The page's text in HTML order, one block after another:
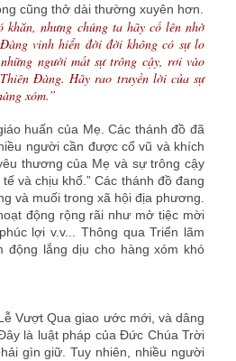
cũng thở dài thường xuyên hơn.
nhưng chúng ta hãy cố lên nhờ
vinh hiển đời đời không có sự lo
người mất sự trông cậy, rơi vào
Đàng. Hãy rao truyền lời của sự
xóm.”
huấn của Mẹ. Các thánh đồ đã
người cần được cổ vũ và khích
thương của Mẹ và sự trông cậy
và chịu khổ.” Các thánh đồ đang
và muối trong xã hội địa phương.
động rộng rãi như mở tiệc mời
lợi v.v... Thông qua Triển lãm
động lắng dịu cho hàng xóm khó
Vượt Qua giao ước mới, và dâng
là luật pháp của Đức Chúa Trời
gìn giữ. Tuy nhiên, nhiều người